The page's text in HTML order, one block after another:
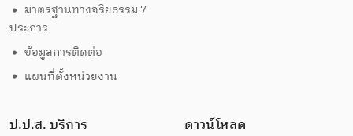
มาตรฐานทางจริยธรรม 7
ประการ
ข้อมูลการติดต่อ
แผนที่ตั้งหน่วยงาน
ป.ป.ส. บริการ ดาวน์โหลด